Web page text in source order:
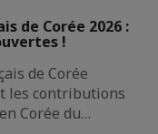
de Corée 2026 :
!
de Corée
les contributions
Corée du…